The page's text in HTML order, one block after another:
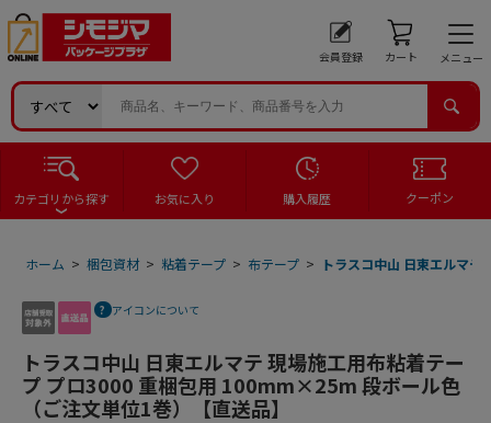
会員登録 カート メニュー
カテゴリから探す お気に入り 購入履歴 クーポン
ホーム > 梱包資材 > 粘着テープ > 布テープ > トラスコ中山 日東エルマ
アイコンについて
トラスコ中山 日東エルマテ 現場施工用布粘着テー
プ プロ3000 重梱包用 100mm×25m 段ボール色
（ご注文単位1巻）【直送品】